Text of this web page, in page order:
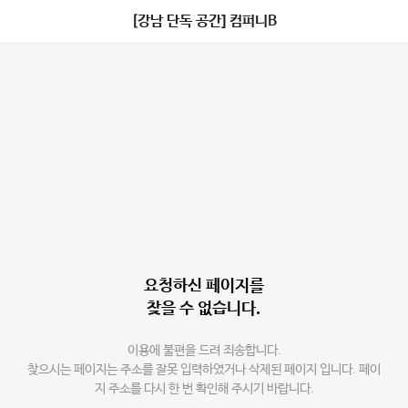
[강남 단독 공간] 컴퍼니B
요청하신 페이지를
찾을 수 없습니다.
이용에 불편을 드려 죄송합니다.
찾으시는 페이지는 주소를 잘못 입력하였거나 삭제된 페이지 입니다. 페이
지 주소를 다시 한 번 확인해 주시기 바랍니다.